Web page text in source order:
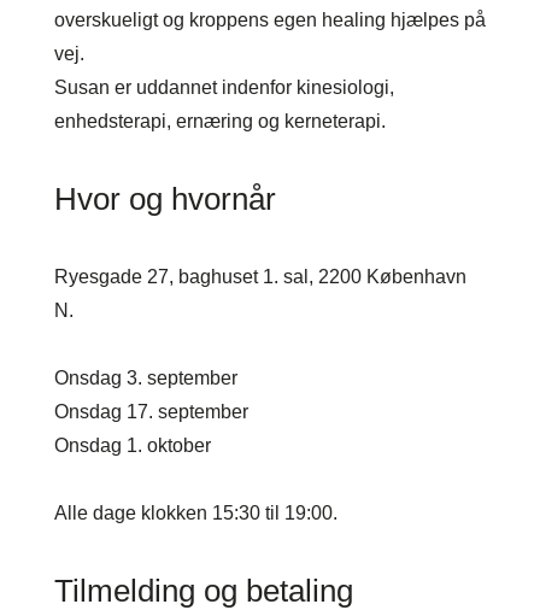
overskueligt og kroppens egen healing hjælpes på
vej.
Susan er uddannet indenfor kinesiologi,
enhedsterapi, ernæring og kerneterapi.
Hvor og hvornår
Ryesgade 27, baghuset 1. sal, 2200 København
N.
Onsdag 3. september
Onsdag 17. september
Onsdag 1. oktober
Alle dage klokken 15:30 til 19:00.
Tilmelding og betaling